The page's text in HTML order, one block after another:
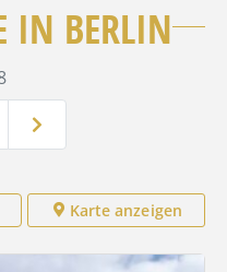
IN BERLIN
Ältere Beiträge
Karte anzeigen